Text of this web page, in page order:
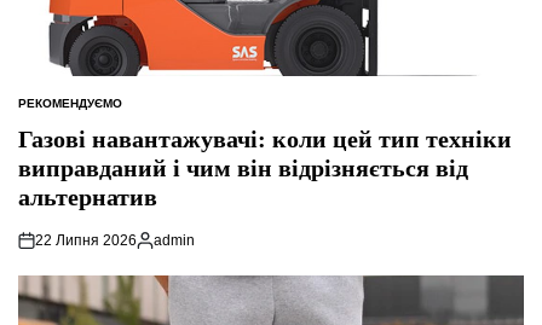
ОПУБЛІКУВАТИ
У
РЕКОМЕНДУЄМО
Газові навантажувачі: коли цей тип техніки
виправданий і чим він відрізняється від
альтернатив
22 Липня 2026
Опубліковано
admin